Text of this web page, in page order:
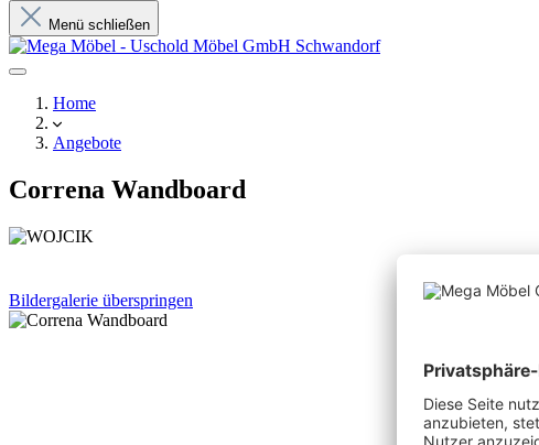
Menü schließen
Home
Angebote
Correna Wandboard
Bildergalerie überspringen